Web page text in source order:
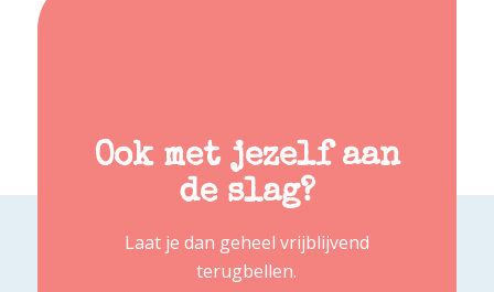
Ook met jezelf aan
de slag?
Laat je dan geheel vrijblijvend
terugbellen.